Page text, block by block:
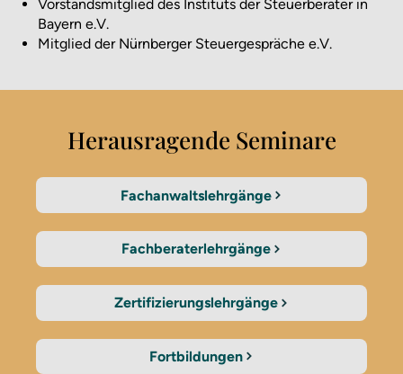
Vorstandsmitglied des Instituts der Steuerberater in
Bayern e.V.
Mitglied der Nürnberger Steuergespräche e.V.
Herausragende Seminare
Fachanwaltslehrgänge
Fachberaterlehrgänge
Zertifizierungslehrgänge
Fortbildungen